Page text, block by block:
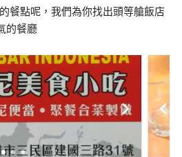
餐點呢，我們為你找出頭等艙飯店
的餐廳